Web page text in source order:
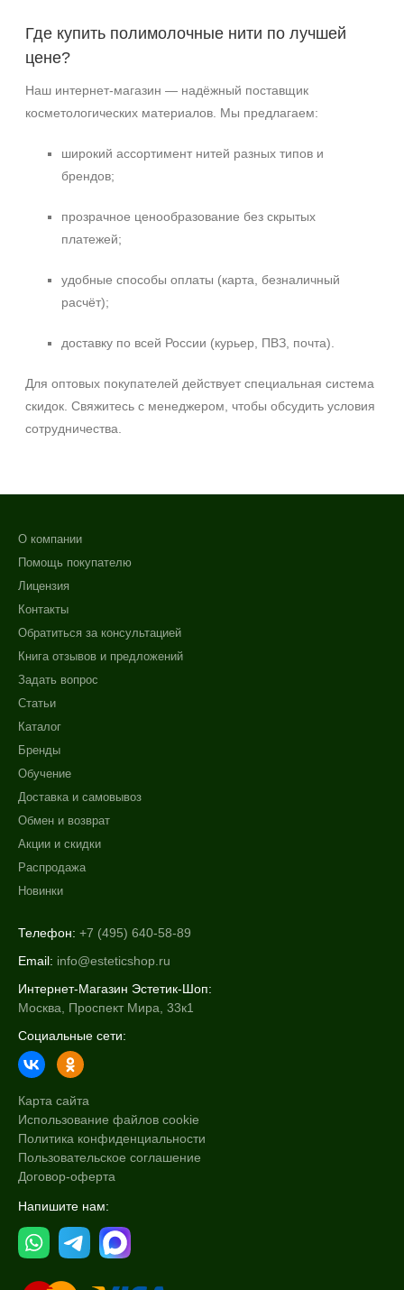
Где купить полимолочные нити по лучшей
цене?
Наш интернет‑магазин — надёжный поставщик
косметологических материалов. Мы предлагаем:
широкий ассортимент нитей разных типов и
брендов;
прозрачное ценообразование без скрытых
платежей;
удобные способы оплаты (карта, безналичный
расчёт);
доставку по всей России (курьер, ПВЗ, почта).
Для оптовых покупателей действует специальная система
скидок. Свяжитесь с менеджером, чтобы обсудить условия
сотрудничества.
О компании
Помощь покупателю
Лицензия
Контакты
Обратиться за консультацией
Книга отзывов и предложений
Задать вопрос
Статьи
Каталог
Бренды
Обучение
Доставка и самовывоз
Обмен и возврат
Акции и скидки
Распродажа
Новинки
Телефон: +7 (495) 640-58-89
Email: info@esteticshop.ru
Интернет-Магазин Эстетик-Шоп:
Москва, Проспект Мира, 33к1
Социальные сети:
Карта сайта
Использование файлов cookie
Политика конфиденциальности
Пользовательское соглашение
Договор-оферта
Напишите нам: